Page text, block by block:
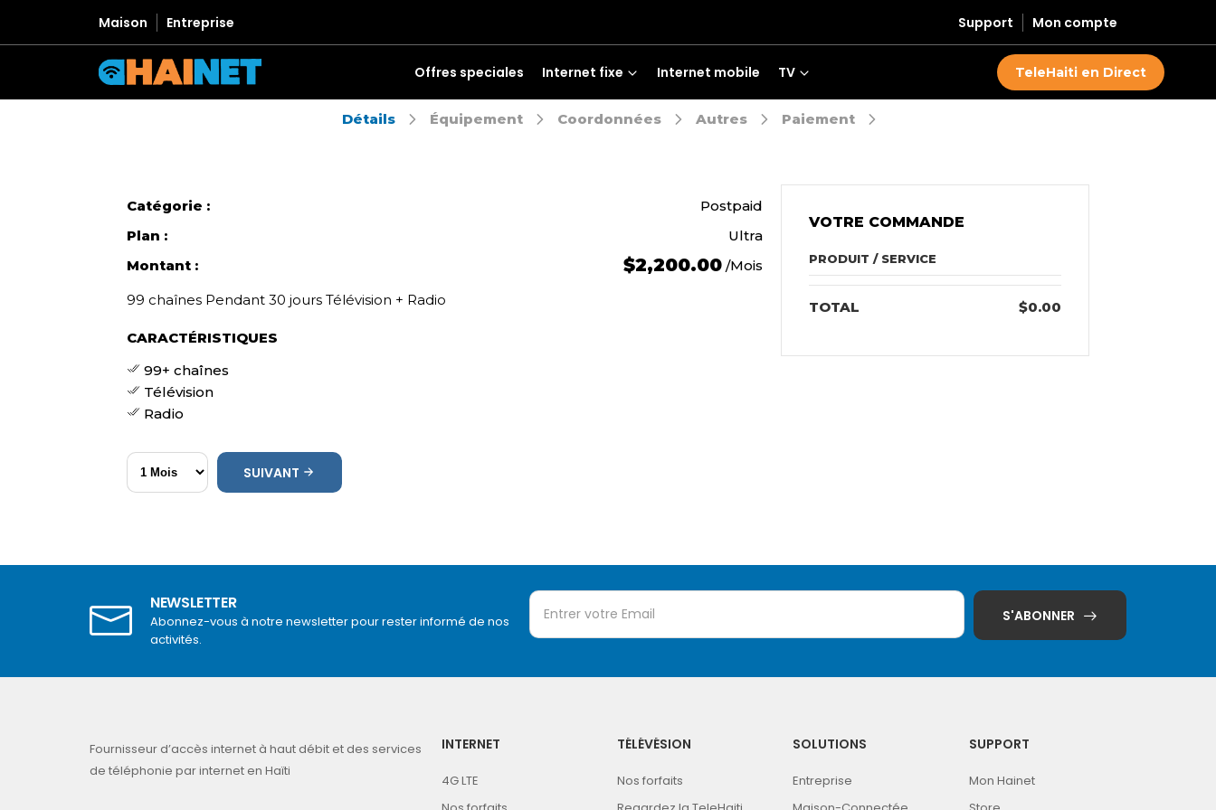
Maison Entreprise Mon compte
Support
Offres speciales Internet fixe Internet mobile TV TeleHaiti en Direct
Détails Équipement Coordonnées Autres Paiement
Catégorie :
Postpaid
Plan :
Ultra
Montant :
$2,200.00/Mois
99 chaînes Pendant 30 jours Télévision + Radio
CARACTÉRISTIQUES
99+ chaînes
Télévision
Radio
SUIVANT
VOTRE COMMANDE
PRODUIT / SERVICE
TOTAL $0.00
NEWSLETTER
Abonnez-vous à notre newsletter pour rester informé de nos
activités.
S'ABONNER
Fournisseur d’accès internet à haut débit et des services
de téléphonie par internet en Haïti
INTERNET
4G LTE
TÉLÉVÉSION
Nos forfaits
SOLUTIONS
Entreprise
SUPPORT
Mon Hainet